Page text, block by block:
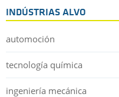
INDÚSTRIAS ALVO
automoción
tecnología química
ingeniería mecánica